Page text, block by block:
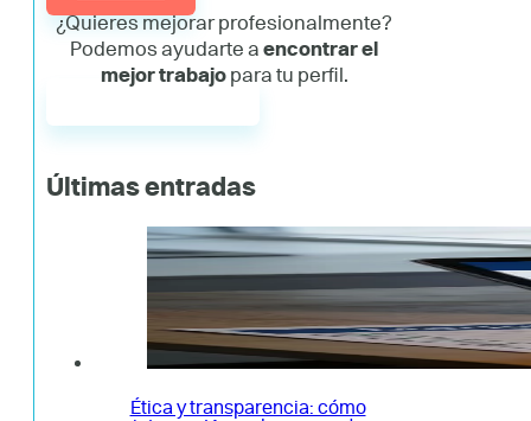
¿Quieres mejorar profesionalmente?
Podemos ayudarte a encontrar el
mejor trabajopara tu perfil.
Últimas entradas
Ética y transparencia: cómo